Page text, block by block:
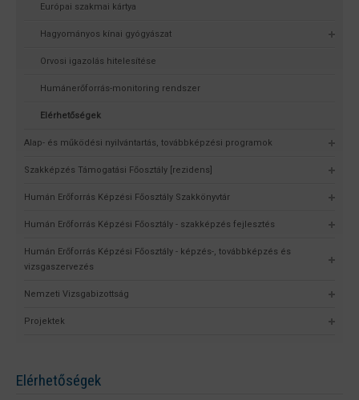
Európai szakmai kártya
Hagyományos kínai gyógyászat
Orvosi igazolás hitelesítése
Humánerőforrás-monitoring rendszer
Elérhetőségek
Alap- és működési nyilvántartás, továbbképzési programok
Szakképzés Támogatási Főosztály [rezidens]
Humán Erőforrás Képzési Főosztály Szakkönyvtár
Humán Erőforrás Képzési Főosztály - szakképzés fejlesztés
Humán Erőforrás Képzési Főosztály - képzés-, továbbképzés és
vizsgaszervezés
Nemzeti Vizsgabizottság
Projektek
Elérhetőségek